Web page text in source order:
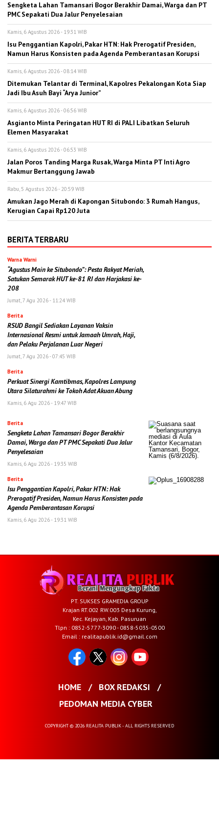
Sengketa Lahan Tamansari Bogor Berakhir Damai, Warga dan PT
PMC Sepakati Dua Jalur Penyelesaian
Kamis, 6 Agustus 2026 - 19:31 WIB
Isu Penggantian Kapolri, Pakar HTN: Hak Prerogatif Presiden,
Namun Harus Konsisten pada Agenda Pemberantasan Korupsi
Kamis, 6 Agustus 2026 - 08:14 WIB
Ditemukan Telantar di Terminal, Kapolres Pekalongan Kota Siap
Jadi Ibu Asuh Bayi “Arya Junior”
Kamis, 6 Agustus 2026 - 06:56 WIB
Asgianto Minta Peringatan HUT RI di PALI Libatkan Seluruh
Elemen Masyarakat
Kamis, 6 Agustus 2026 - 06:53 WIB
Jalan Poros Tanding Marga Rusak, Warga Minta PT Inti Agro
Makmur Bertanggung Jawab
Rabu, 5 Agustus 2026 - 20:59 WIB
Amukan Jago Merah di Kapongan Situbondo: 3 Rumah Hangus,
Kerugian Capai Rp120 Juta
BERITA TERBARU
Warna Warni
“Agustus Main ke Situbondo”: Pesta Rakyat Meriah,
Satukan Semarak HUT ke-81 RI dan Harjakasi ke-
208
Jumat, 7 Agu 2026 - 11:24 WIB
Berita
RSUD Bangil Sediakan Layanan Vaksin
Internasional Resmi untuk Jamaah Umrah, Haji,
dan Pelaku Perjalanan Luar Negeri
Jumat, 7 Agu 2026 - 07:45 WIB
Berita
Perkuat Sinergi Kamtibmas, Kapolres Lampung
Utara Silaturahmi ke Tokoh Adat Akuan Abung
Kamis, 6 Agu 2026 - 19:47 WIB
Berita
Sengketa Lahan Tamansari Bogor Berakhir
Damai, Warga dan PT PMC Sepakati Dua Jalur
Penyelesaian
Kamis, 6 Agu 2026 - 19:35 WIB
Berita
Isu Penggantian Kapolri, Pakar HTN: Hak
Prerogatif Presiden, Namun Harus Konsisten pada
Agenda Pemberantasan Korupsi
Kamis, 6 Agu 2026 - 19:31 WIB
PT. SUKSES GRAMEDIA GROUP
Krajan RT.002 RW.003 Desa Kurung,
Kec. Kejayan, Kab. Pasuruan
Tlpn : 0852-5777-3090 - 0858-5035-0500
Email : realitapublik.id@gmail.com
HOME
BOX REDAKSI
PEDOMAN MEDIA CYBER
COPYRIGHT © 2026 REALITA PUBLIK - ALL RIGHTS RESERVED